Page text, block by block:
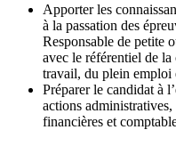
Apporter les
à la passation des
Responsable de petite
avec le référentiel de
travail, du plein emploi
Préparer le candidat à
actions
financières et